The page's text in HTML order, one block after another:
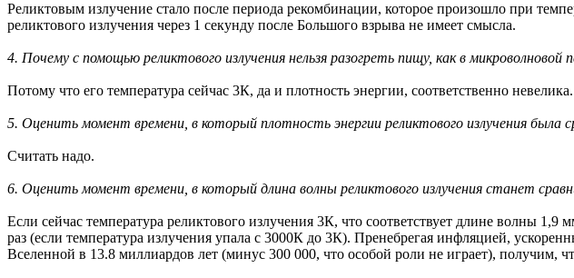
Реликтовым излучение стало после периода рекомбинации, которое произошло при
реликтового излучения через 1 секунду после Большого взрыва не имеет смысла.
4. Почему с помощью реликтового излучения нельзя разогреть пищу, как в микроволновой
Потому что его температура сейчас 3К, да и плотность энергии, соответственно невелика.
5. Оценить момент времени, в который плотность энергии реликтового излучения была
Считать надо.
6. Оценить момент времени, в который длина волны реликтового излучения станет
Если сейчас температура реликтового излучения 3К, что соответствует длине волны
раз (если температура излучения упала с 3000К до 3К). Пренебрегая инфляцией,
Вселенной в 13.8 миллиардов лет (минус 300 000, что особой роли не играет), получим,